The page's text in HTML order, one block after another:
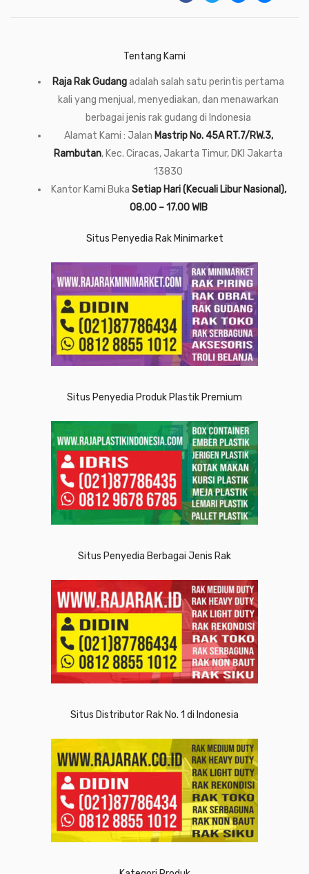
Tentang Kami
Raja Rak Gudangadalah salah satu perintis pertama
kali yang menjual, menyediakan, dan menawarkan
berbagai jenis rak gudang di Indonesia
Alamat Kami : Jalan Mastrip No. 45A RT.7/RW.3,
Rambutan, Kec. Ciracas, Jakarta Timur, DKI Jakarta
13830
Kantor Kami Buka Setiap Hari (Kecuali Libur Nasional),
08.00 – 17.00 WIB
Situs Penyedia Rak Minimarket
Situs Penyedia Produk Plastik Premium
Situs Penyedia Berbagai Jenis Rak
Situs Distributor Rak No. 1 di Indonesia